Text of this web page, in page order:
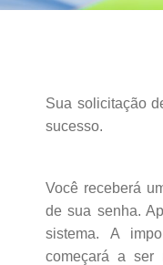
Sua solicitação
sucesso.
Você receberá
de sua senha.
sistema. A
começará a ser